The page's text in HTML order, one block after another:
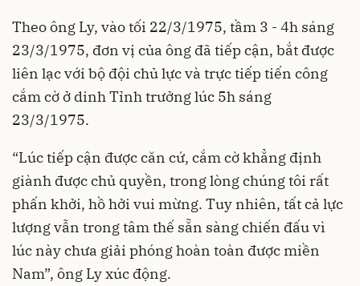
Theo ông Ly, vào tối 22/3/1975, tầm 3 - 4h sáng
23/3/1975, đơn vị của ông đã tiếp cận, bắt được
liên lạc với bộ đội chủ lực và trực tiếp tiến công
cắm cờ ở dinh Tỉnh trưởng lúc 5h sáng
23/3/1975.
“Lúc tiếp cận được căn cứ, cắm cờ khẳng định
giành được chủ quyền, trong lòng chúng tôi rất
phấn khởi, hồ hởi vui mừng. Tuy nhiên, tất cả lực
lượng vẫn trong tâm thế sẵn sàng chiến đấu vì
lúc này chưa giải phóng hoàn toàn được miền
Nam”, ông Ly xúc động.